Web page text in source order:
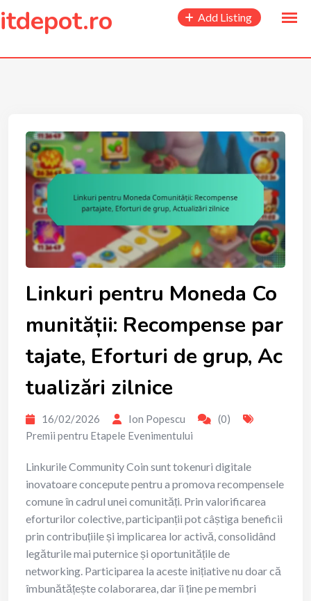
content
itdepot.ro Add Listing
Linkuri pentru Moneda Co
munității: Recompense par
tajate, Eforturi de grup, Ac
tualizări zilnice
16/02/2026 Ion Popescu
(0)
Premii pentru Etapele Evenimentului
Linkurile Community Coin sunt tokenuri digitale
inovatoare concepute pentru a promova recompensele
comune în cadrul unei comunități. Prin valorificarea
eforturilor colective, participanții pot câștiga beneficii
prin contribuțiile și implicarea lor activă, consolidând
legăturile mai puternice și oportunitățile de
networking. Participarea la aceste inițiative nu doar că
îmbunătățește colaborarea, dar îi ține pe membri